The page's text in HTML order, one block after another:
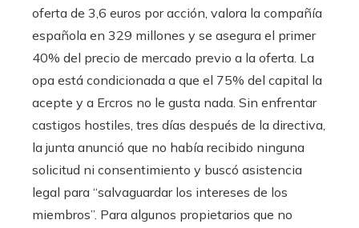
oferta de 3,6 euros por acción, valora la compañía
española en 329 millones y se asegura el primer
40% del precio de mercado previo a la oferta. La
opa está condicionada a que el 75% del capital la
acepte y a Ercros no le gusta nada. Sin enfrentar
castigos hostiles, tres días después de la directiva,
la junta anunció que no había recibido ninguna
solicitud ni consentimiento y buscó asistencia
legal para “salvaguardar los intereses de los
miembros”. Para algunos propietarios que no